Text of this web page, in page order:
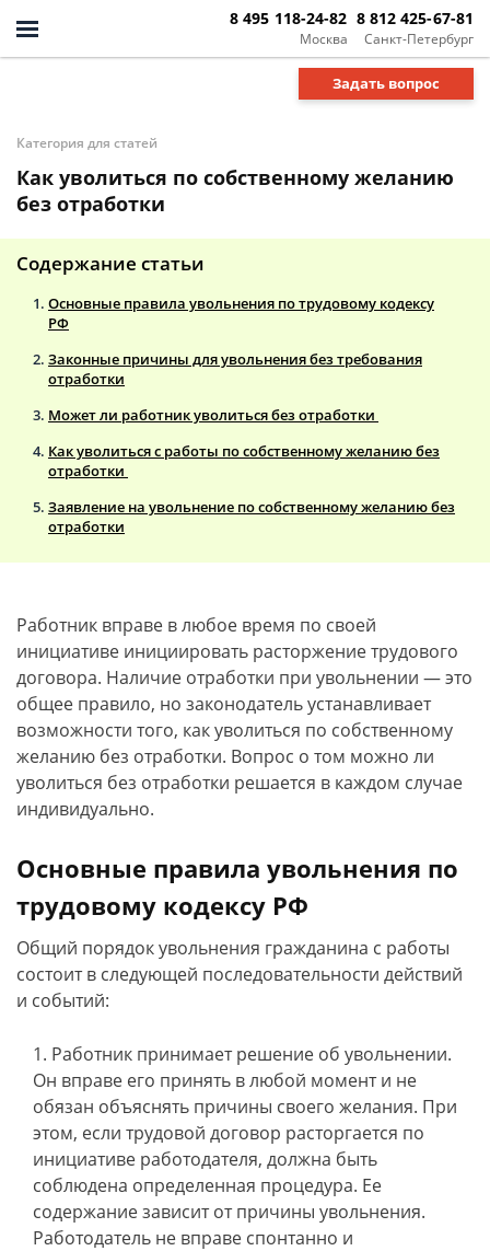
Москва
8 495 118-24-82
Санкт-Петербург
8 812 425-67-81
Задать вопрос
Категория для статей
Как уволиться по собственному желанию
без отработки
Содержание статьи
Основные правила увольнения по трудовому кодексу
РФ
Законные причины для увольнения без требования
отработки
Может ли работник уволиться без отработки
Как уволиться с работы по собственному желанию без
отработки
Заявление на увольнение по собственному желанию без
отработки
Работник вправе в любое время по своей
инициативе инициировать расторжение трудового
договора. Наличие отработки при увольнении — это
общее правило, но законодатель устанавливает
возможности того, как уволиться по собственному
желанию без отработки. Вопрос о том можно ли
уволиться без отработки решается в каждом случае
индивидуально.
Основные правила увольнения по
трудовому кодексу РФ
Общий порядок увольнения гражданина с работы
состоит в следующей последовательности действий
и событий:
Работник принимает решение об увольнении.
Он вправе его принять в любой момент и не
обязан объяснять причины своего желания. При
этом, если трудовой договор расторгается по
инициативе работодателя, должна быть
соблюдена определенная процедура. Ее
содержание зависит от причины увольнения.
Работодатель не вправе спонтанно и